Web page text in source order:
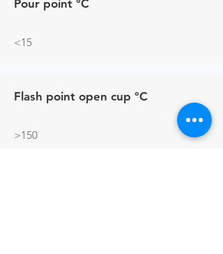
Pour point °C
<15
Flash point open cup °C
>150